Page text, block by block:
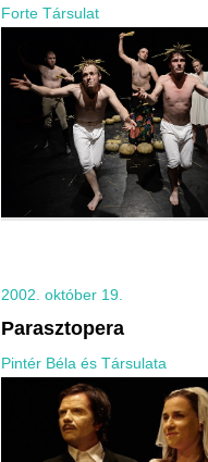
Forte Társulat
2002. október 19.
Parasztopera
Pintér Béla és Társulata